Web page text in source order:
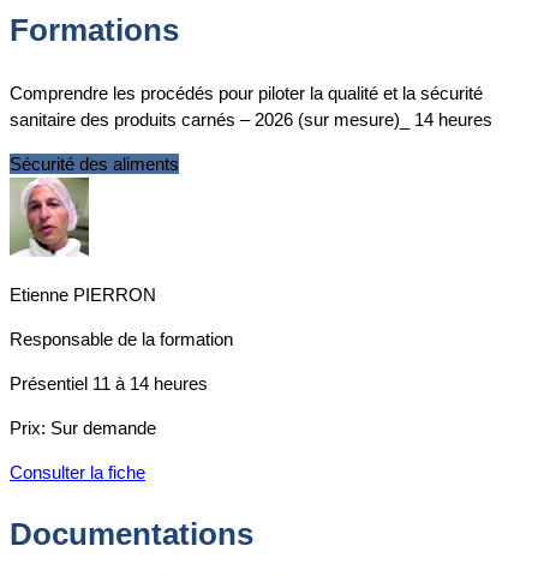
Formations
Comprendre les procédés pour piloter la qualité et la sécurité
sanitaire des produits carnés – 2026 (sur mesure)_ 14 heures
Sécurité des aliments
Etienne PIERRON
Responsable de la formation
Présentiel 11 à 14 heures
Prix: Sur demande
Consulter la fiche
Documentations